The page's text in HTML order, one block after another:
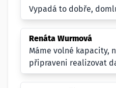
Vypadá to dobře,
Renáta Wurmová
Máme volné kapacity,
připraveni realizovat